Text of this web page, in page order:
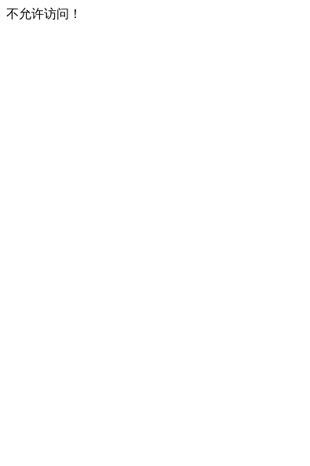
不允许访问！